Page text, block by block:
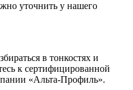
уточнить у нашего
в тонкостях и
к сертифицированной
«Альта-Профиль».